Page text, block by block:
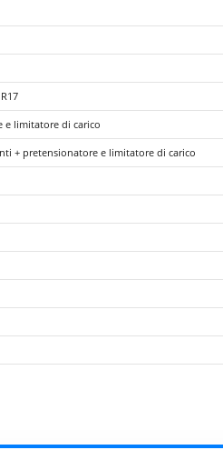
e limitatore di carico
+ pretensionatore e limitatore di carico